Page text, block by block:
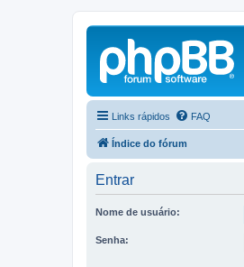
Links rápidos FAQ
Índice do fórum
Entrar
Nome de usuário:
Senha: